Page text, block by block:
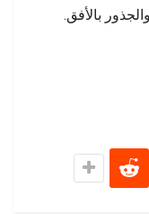
بالأفق.